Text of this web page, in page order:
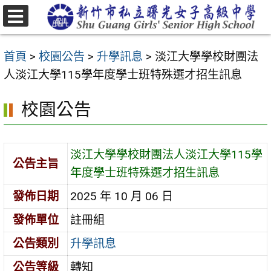
跳
至
要
內
區
首頁 > 校園公告 > 升學訊息 > 淡江大學學校財團法
人淡江大學115學年度學士班特殊選才招生訊息
校園公告
公告主旨
淡江大學學校財團法人淡江大學115學
年度學士班特殊選才招生訊息
發佈日期
2025 年 10 月 06 日
發佈單位
註冊組
公告類別
升學訊息
公告等級
轉知
選
單